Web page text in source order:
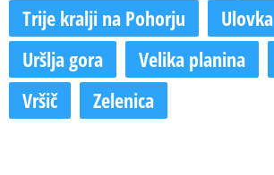
Trije kralji na Pohorju
Ulovka
Uršlja gora
Velika planina
Vršič
Zelenica